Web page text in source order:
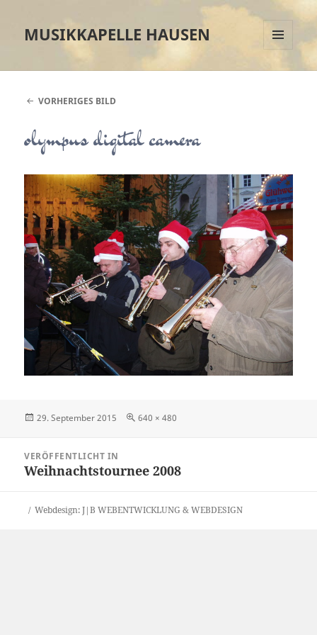
MUSIKKAPELLE HAUSEN
UND
VORHERIGES BILD
olympus digital camera
Veröffentlicht
29. September 2015 Originalgröße
640 × 480
VERÖFFENTLICHT IN
Weihnachtstournee 2008